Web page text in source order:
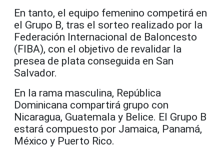
En tanto, el equipo femenino competirá en
el Grupo B, tras el sorteo realizado por la
Federación Internacional de Baloncesto
(FIBA), con el objetivo de revalidar la
presea de plata conseguida en San
Salvador.
En la rama masculina, República
Dominicana compartirá grupo con
Nicaragua, Guatemala y Belice. El Grupo B
estará compuesto por Jamaica, Panamá,
México y Puerto Rico.